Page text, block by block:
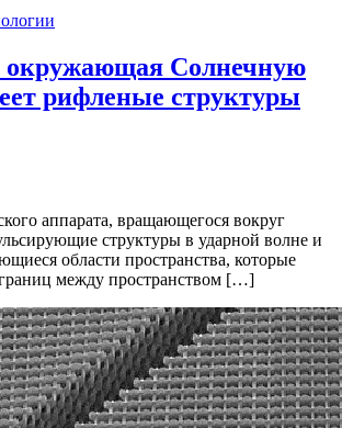
окружающая Солнечную
рифленые структуры
аппарата, вращающегося вокруг
структуры в ударной волне и
области пространства, которые
между пространством […]